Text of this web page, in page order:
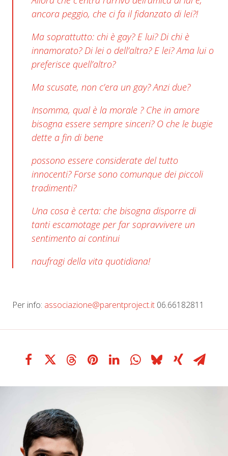
ancora peggio, che ci fa il fidanzato di lei?!
Ma soprattutto: chi è gay? E lui? Di chi è
innamorato? Di lei o dell’altra? E lei? Ama lui o
preferisce quell’altro?
Ma scusate, non c’era un gay? Anzi due?
Insomma, qual è la morale ? Che in amore
bisogna essere sempre sinceri? O che le bugie
dette a fin di bene
possono essere considerate del tutto
innocenti? Forse sono comunque dei piccoli
tradimenti?
Una cosa è certa: che bisogna disporre di
tanti escamotage per far sopravvivere un
sentimento ai continui
naufragi della vita quotidiana!
Per info: associazione@parentproject.it 06.66182811